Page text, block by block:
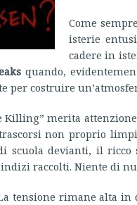
Come
isterie
cadere in
quando,
per costruire
Killing” merita
non proprio
scuola devianti, il ricco
raccolti. Niente di
tensione rimane alta